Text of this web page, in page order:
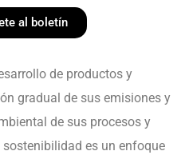
al boletín
de productos y
gradual de sus emisiones y
de sus procesos y
es un enfoque